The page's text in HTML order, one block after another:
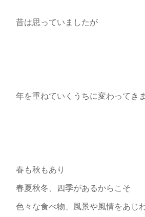
昔は思っていましたが
年を重ねていくうちに変わってきま
春も秋もあり
春夏秋冬、四季があるからこそ
色々な食べ物、風景や風情をあじ